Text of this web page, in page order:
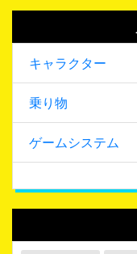
キャラクター
乗り物
ゲームシステム